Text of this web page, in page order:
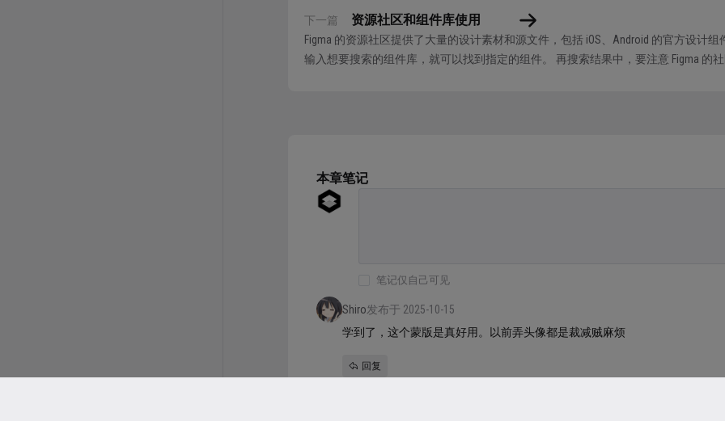
下一篇 资源社区和组件库使用
Figma 的资源社区提供了大量的设计素材和源文件，包括 iOS、Android 的官方设计
输入想要搜索的组件库，就可以找到指定的组件。 再搜索结果中，要注意 Figma 的
本章笔记
笔记仅自己可见
Shiro发布于 2025-10-15
学到了，这个蒙版是真好用。以前弄头像都是裁减贼麻烦
回复